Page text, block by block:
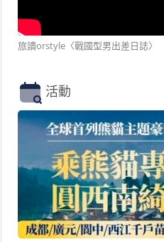
旅讀orstyle〈戰國型男出差日誌〉
活動